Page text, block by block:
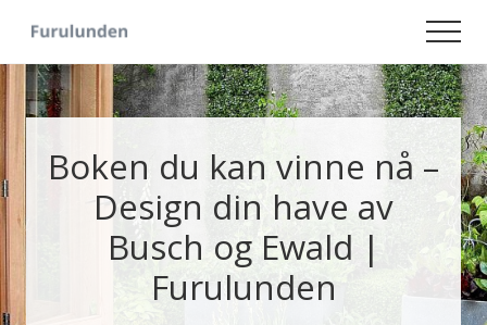
main
content
primary
sidebar
Hageliv
Lise
sjelenBoken du kan vinne nå –
Design din have av
Busch og Ewald |
Furulunden